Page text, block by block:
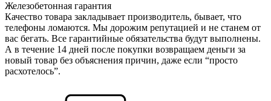
Железобетонная гарантия
Качество товара закладывает производитель, бывает, что
телефоны ломаются. Мы дорожим репутацией и не станем от
вас бегать. Все гарантийные обязательства будут выполнены.
А в течение 14 дней после покупки возвращаем деньги за
новый товар без объяснения причин, даже если “просто
расхотелось”.